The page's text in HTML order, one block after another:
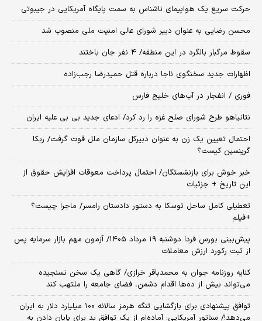
حرکت سریع یک هواپیمای ناشناس به سمت پایگاه آمریکایی در جیبوتی
محسن رضایی به عنوان دبیر شورای عالی امنیت ملی منصوب شد
سقوط مرگبار بالگرد در این منطقه/ ۴ نفر جان باختند
اظهارات جدید سخنگوی ناجا درباره قتل حمیدرضا رجب‌زاده
فوری / انفجار در آب‌های خلیج فارس
نتانیاهو طرح شورای صلح غزه را رد کرد/ ادعای جدید بی بی علیه ایران
احتمال تعیین یک زن به عنوان دبیرکل سازمان ملل قوت گرفت/ ربکا
گرینسپن کیست؟
خبر خوش برای بازنشستگان/ احتمال پرداخت معوقات افزایش حقوق از
این تاریخ + جزئیات
تعطیلی کامل ساحل توسکا به دستور دادستان رامسر/ ماجرا چیست؟
+فیلم
​پیش‌بینی بورس فردا دوشنبه ۱۹ مرداد ۱۴۰۵/ آزمون مهم بازار سرمایه پس
از ثبت رکورد ارزش معاملات
کنایه روزنامه جوان به محمدباقر خرازی/ گاهی یک سخن نسنجیده
می‌تواند بیش از ده‌ها اقدام دشمن، فضای جامعه را ملتهب کند
توافق پیشنهادی برای بازگشایی تنگه هرمز سالانه ۱۰۰ میلیارد دلار به ایران
می‌دهد!/ سناتور آمریکایی: آماده‌ام از یک توافق بد برای پایان دادن به